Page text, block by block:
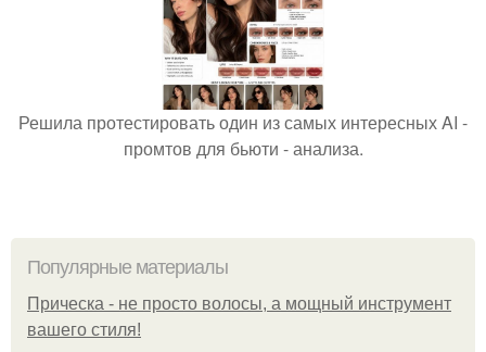
Решила протестировать один из самых интересных AI -
промтов для бьюти - анализа.
Популярные материалы
Прическа - не просто волосы, а мощный инструмент
вашего стиля!